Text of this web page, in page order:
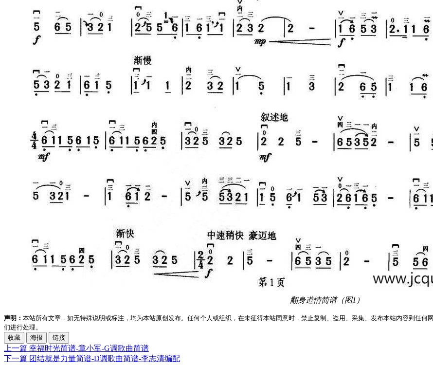
翻身道情简谱（图1）
声明： 本站所有文章，如无特殊说明或标注，均为本站原创发布。任何个人或组织，在未征得本站同意时，禁止复制、盗用、采集、发布本站内容到任
们进行处理。
收藏
海报 链接
上一篇 幸福时光简谱-章小军-G调歌曲简谱
下一篇 团结就是力量简谱-D调歌曲简谱-李志清编配